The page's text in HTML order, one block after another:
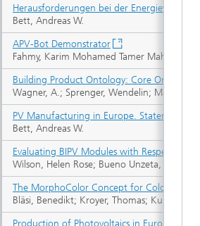
Herausforderungen bei der Energiewende
Bett, Andreas W.
APV-Bot Demonstrator
Fahmy, Karim Mohamed Tamer Mahmoud
Building Product Ontology: Core Ontology
Wagner, A.; Sprenger, Wendelin; Maurer,
PV Manufacturing in Europe. Statements
Bett, Andreas W.
Evaluating BIPV Modules with Respect to
Wilson, Helen Rose; Bueno Unzeta, Bruno;
The MorphoColor Concept for Colored
Bläsi, Benedikt; Kroyer, Thomas; Kuhn,
Production of Photovoltaics in Europe.